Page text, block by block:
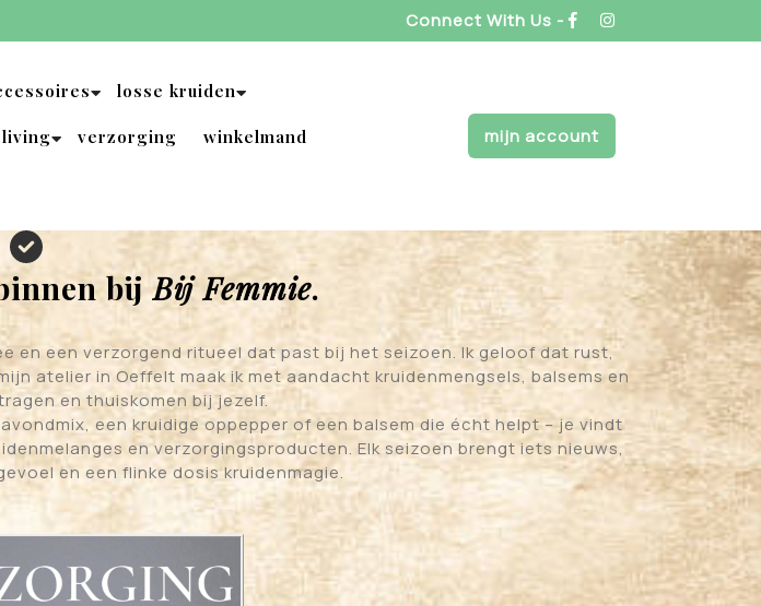
Connect With Us -
losse kruiden
verzorging winkelmand mijn account
bijBij Femmie.
en een verzorgend ritueel dat past bij het seizoen. Ik geloof dat rust,
atelier in Oeffelt maak ik met aandacht kruidenmengsels, balsems en
en thuiskomen bij jezelf.
een kruidige oppepper of een balsem die écht helpt – je vindt
en verzorgingsproducten. Elk seizoen brengt iets nieuws,
en een flinke dosis kruidenmagie.